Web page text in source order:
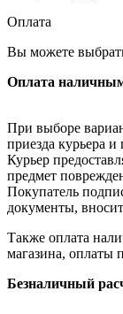
Оплата
Вы можете
Оплата
При выборе
приезда курьера и
Курьер
предмет
Покупатель
документы,
Также оплата
магазина, оплаты
Безналичный